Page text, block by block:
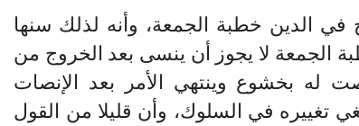
في الدين خطبة الجمعة، وأنه لذلك سنها
الجمعة لا يجوز أن ينسى بعد الخروج من
له بخشوع وينتهي الأمر بعد الإنصات
تغييره في السلوك، وأن قليلا من القول